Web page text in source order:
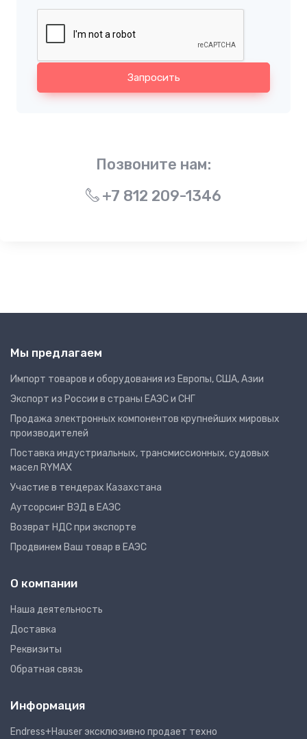
Запросить
Позвоните нам:
+7 812 209-1346
Мы предлагаем
Импорт товаров и оборудования из Европы, США, Азии
Экспорт из России в страны ЕАЭС и СНГ
Продажа электронных компонентов крупнейших мировых
производителей
Поставка индустриальных, трансмиссионных, судовых
масел RYMAX
Участие в тендерах Казахстана
Аутсорсинг ВЭД в ЕАЭС
Возврат НДС при экспорте
Продвинем Ваш товар в ЕАЭС
О компании
Наша деятельность
Доставка
Реквизиты
Обратная связь
Информация
Endress+Hauser эксклюзивно продает техно